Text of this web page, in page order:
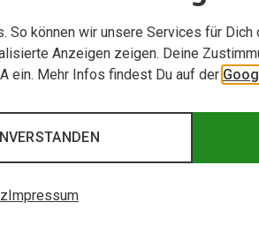
So können wir unsere Services für
Anzeigen zeigen. Deine
ein. Mehr Infos findest Du auf der
Impressum